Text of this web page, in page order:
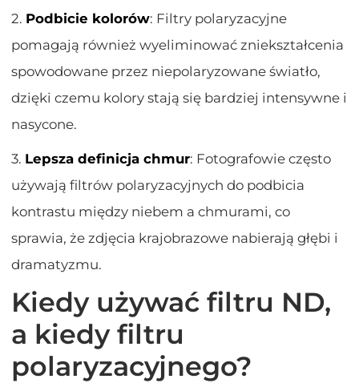
2. Podbicie kolorów: Filtry polaryzacyjne
pomagają również wyeliminować zniekształcenia
spowodowane przez niepolaryzowane światło,
dzięki czemu kolory stają się bardziej intensywne i
nasycone.
3. Lepsza definicja chmur: Fotografowie często
używają filtrów polaryzacyjnych do podbicia
kontrastu między niebem a chmurami, co
sprawia, że zdjęcia krajobrazowe nabierają głębi i
dramatyzmu.
Kiedy używać filtru ND,
a kiedy filtru
polaryzacyjnego?